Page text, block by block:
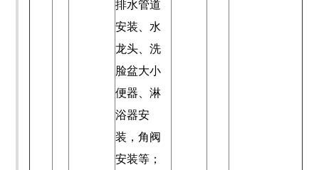
排水管道
安装、水
龙头、洗
脸盆大小
便器、淋
浴器安
装，角阀
安装等；